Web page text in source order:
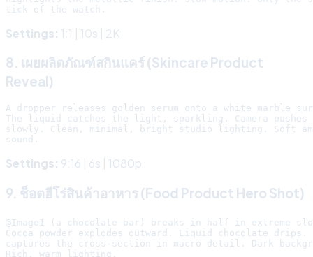
Settings: 1:1 | 10s | 2K
8. เผยผลิตภัณฑ์สกินแคร์ (Skincare Product
Reveal)
A dropper releases golden serum onto a white marble
The liquid catches the light, sparkling. Camera pushes
slowly. Clean, minimal, bright studio lighting. Soft
Settings: 9:16 | 6s | 1080p
9. ช็อตฮีโร่สินค้าอาหาร (Food Product Hero Shot)
@Image1 (a chocolate bar) breaks in half in extreme
Cocoa powder explodes outward. Liquid chocolate drips.
captures the cross-section in macro detail. Dark